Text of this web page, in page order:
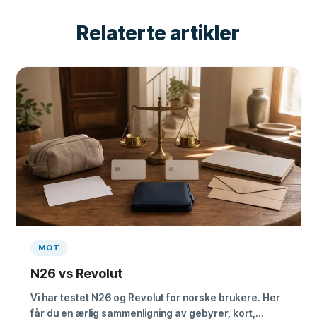
Relaterte artikler
MOT
N26 vs Revolut
Vi har testet N26 og Revolut for norske brukere. Her
får du en ærlig sammenligning av gebyrer, kort,